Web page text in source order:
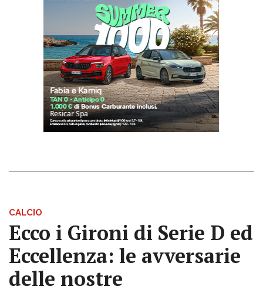
CALCIO
Ecco i Gironi di Serie D ed
Eccellenza: le avversarie
delle nostre